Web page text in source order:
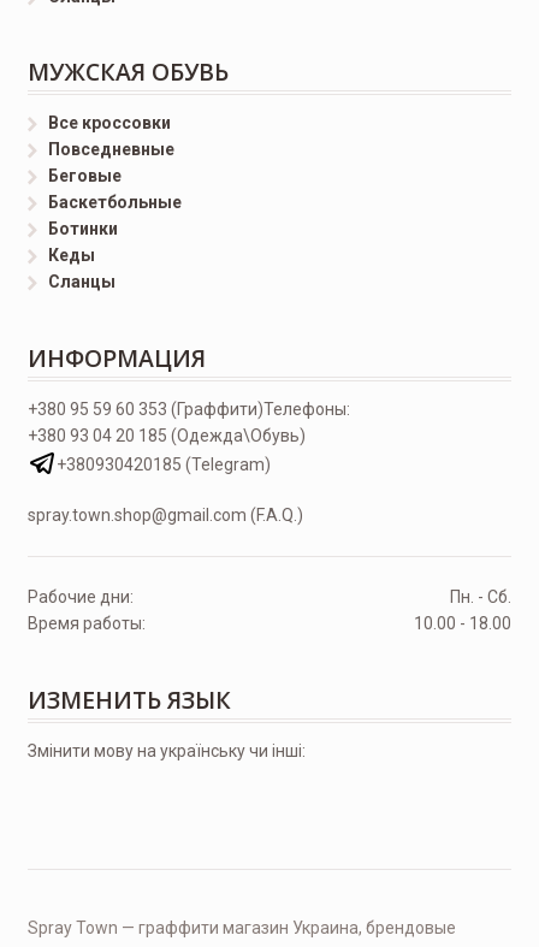
МУЖСКАЯ ОБУВЬ
Все кроссовки
Повседневные
Беговые
Баскетбольные
Ботинки
Кеды
Сланцы
ИНФОРМАЦИЯ
Телефоны:
+380 95 59 60 353 (Граффити)
+380 93 04 20 185 (Одежда\Обувь)
+380930420185 (Telegram)
spray.town.shop@gmail.com (F.A.Q.)
Рабочие дни:
Пн. - Сб.
Время работы:
10.00 - 18.00
ИЗМЕНИТЬ ЯЗЫК
Змінити мову на українську чи інші:
Spray Town — граффити магазин Украина, брендовые